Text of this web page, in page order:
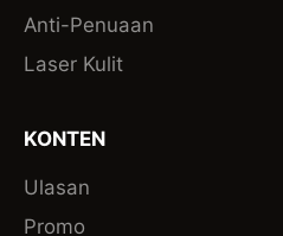
Anti-Penuaan
Laser Kulit
KONTEN
Ulasan
Promo